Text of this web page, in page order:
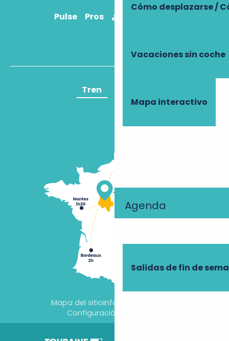
Cómo desplazarse /
Vacaciones sin coche
Mapa interactivo
Agenda
Salidas de fin de
Pulse Pros ¿Cómo llegar?
Tren
Mapa del sitioInformación jurídica
Configuración de cookies